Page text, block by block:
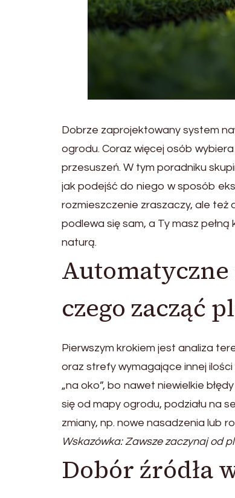
Dobrze zaprojektowany system
ogrodu. Coraz więcej osób
przesuszeń. W tym poradniku
jak podejść do niego w sposób
rozmieszczenie zraszaczy, ale też
podlewa się sam, a Ty masz
naturą.
czego zacząć
Pierwszym krokiem jest analiza
oraz strefy wymagające innej
„na oko”, bo nawet niewielkie
się od mapy ogrodu, podziału na
zmiany, np. nowe nasadzenia lub
Wskazówka: Zawsze zaczynaj od
Dobór źródła